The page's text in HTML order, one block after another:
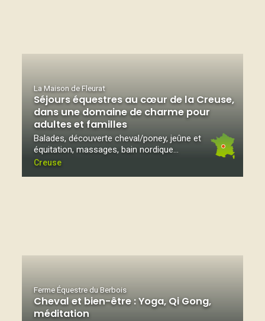
La Maison de Fleurat
Séjours équestres au cœur de la Creuse,
dans une domaine de charme pour
adultes et familles
Balades, découverte cheval/poney, jeûne et
équitation, massages, bain nordique...
Creuse
Ferme Équestre du Berbois
Cheval et bien-être : Yoga, Qi Gong,
méditation